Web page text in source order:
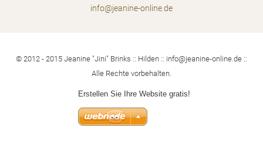
info@jeanine-onl ine.de
© 2012 - 2015 Jeanine "Jini" Brinks :: Hilden :: info@jeanine-online.de ::
Alle Rechte vorbehalten.
Erstellen Sie Ihre Website gratis!